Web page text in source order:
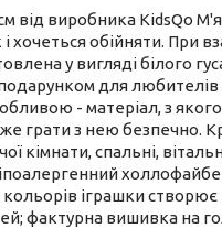
від виробника KidsQo
хочеться обійняти. При
у вигляді білого
для
- матеріал, з
грати з нею безпечно.
кімнати, спальні,
іграшки
фактурна вишивка на